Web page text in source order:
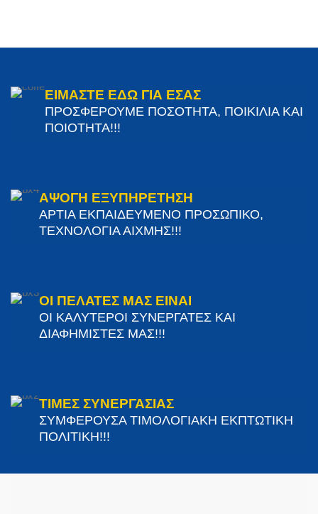
ΕΙΜΑΣΤΕ ΕΔΩ ΓΙΑ ΕΣΑΣ
ΠΡΟΣΦΕΡΟΥΜΕ ΠΟΣΟΤΗΤΑ, ΠΟΙΚΙΛΙΑ ΚΑΙ
ΠΟΙΟΤΗΤΑ!!!
ΑΨΟΓΗ ΕΞΥΠΗΡΕΤΗΣΗ
ΑΡΤΙΑ ΕΚΠΑΙΔΕΥΜΕΝΟ ΠΡΟΣΩΠΙΚΟ,
ΤΕΧΝΟΛΟΓΙΑ ΑΙΧΜΗΣ!!!
ΟΙ ΠΕΛΑΤΕΣ ΜΑΣ ΕΙΝΑΙ
ΟΙ ΚΑΛΥΤΕΡΟΙ ΣΥΝΕΡΓΑΤΕΣ ΚΑΙ
ΔΙΑΦΗΜΙΣΤΕΣ ΜΑΣ!!!
ΤΙΜΕΣ ΣΥΝΕΡΓΑΣΙΑΣ
ΣΥΜΦΕΡΟΥΣΑ ΤΙΜΟΛΟΓΙΑΚΗ ΕΚΠΤΩΤΙΚΗ
ΠΟΛΙΤΙΚΗ!!!